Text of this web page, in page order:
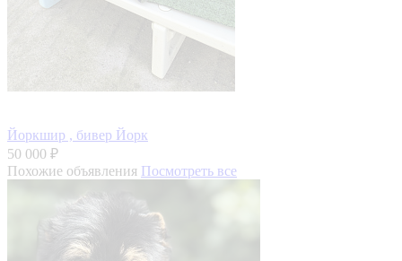
Йоркшир , бивер Йорк
50 000 ₽
Похожие объявления Посмотреть все